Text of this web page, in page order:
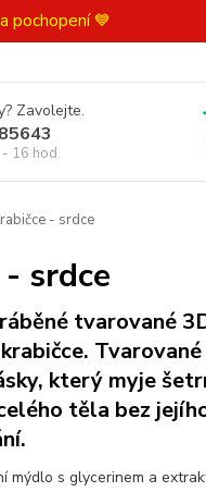
pochopení 💙
Zavolejte.
16 hod.
- srdce
srdce
tvarované
který myje
těla bez
mýdlo s glycerinem a